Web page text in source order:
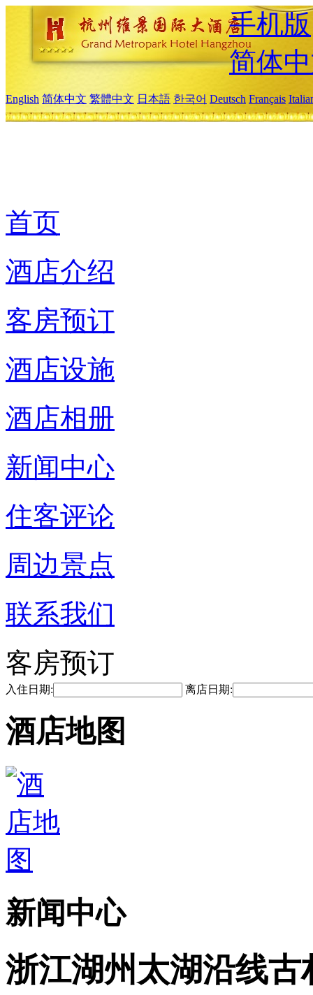
手机版
简体
English 简体中文 繁體中文 日本語 한국어 Deutsch Français
首页
酒店介绍
客房预订
酒店设施
酒店相册
新闻中心
住客评论
周边景点
联系我们
客房预订
入住日期: 离店日期:
酒店地图
新闻中心
浙江湖州太湖沿线